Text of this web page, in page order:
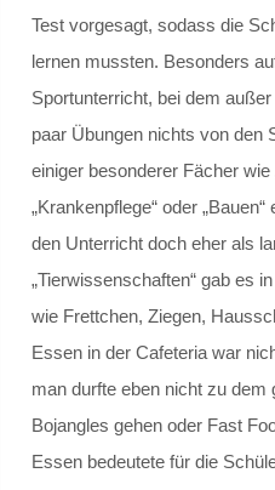
Sicherheitstraining
Medientage
Schülermediator*innen-AG
Bericht 2012
Bericht 2025
Bericht 2026
Test vorgesagt, sodass die
lernen mussten. Besonders
Sportunterricht, bei dem
paar Übungen nichts von den
einiger besonderer Fächer wie
„Krankenpflege“ oder
den Unterricht doch eher als
„Tierwissenschaften“ gab es
wie Frettchen, Ziegen,
Essen in der Cafeteria war
man durfte eben nicht zu dem
Bojangles gehen oder Fast
Essen bedeutete für die